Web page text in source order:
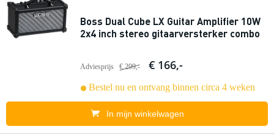
Boss Dual Cube LX Guitar Amplifier 10W
2x4 inch stereo gitaarversterker combo
Adviesprijs € 299,- € 166,-
Bestel nu en ontvang binnen circa 4 weken
In mijn winkelwagen